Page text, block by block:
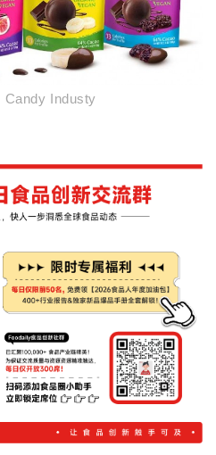
Candy Industy